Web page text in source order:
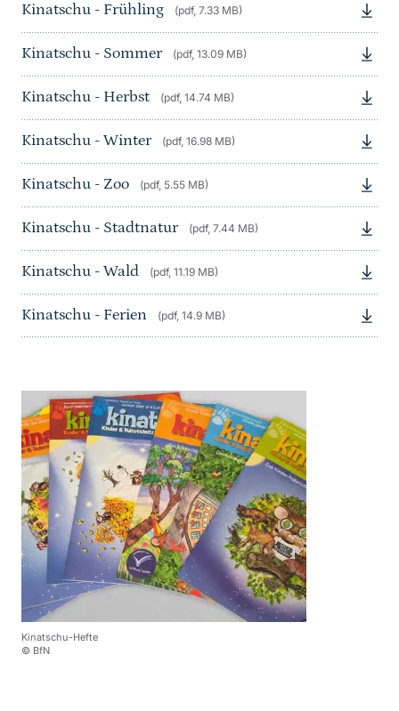
Kinatschu - Frühling (pdf, 7.33 MB)
Kinatschu - Sommer (pdf, 13.09 MB)
Kinatschu - Herbst (pdf, 14.74 MB)
Kinatschu - Winter (pdf, 16.98 MB)
Kinatschu - Zoo (pdf, 5.55 MB)
Kinatschu - Stadtnatur (pdf, 7.44 MB)
Kinatschu - Wald (pdf, 11.19 MB)
Kinatschu - Ferien (pdf, 14.9 MB)
Kinatschu-Hefte
© BfN